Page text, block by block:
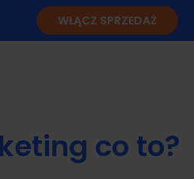
WŁĄCZ SPRZEDAŻ
co to?